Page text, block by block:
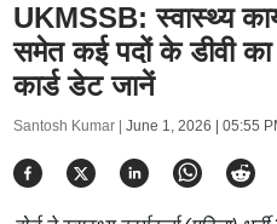
UKMSSB: स्वास्थ्य
समेत कई पदों के डीवी
कार्ड डेट जानें
Santosh Kumar | June 1, 2026 | 05:55